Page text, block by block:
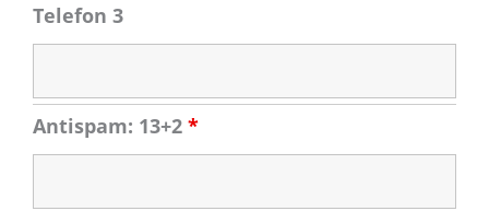
Telefon 3
Antispam: 13+2 *